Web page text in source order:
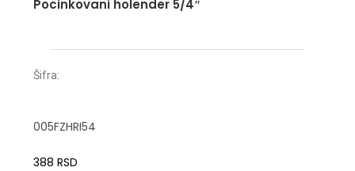
Pocinkovani holender 5/4″
Šifra:
005FZHRI54
388RSD